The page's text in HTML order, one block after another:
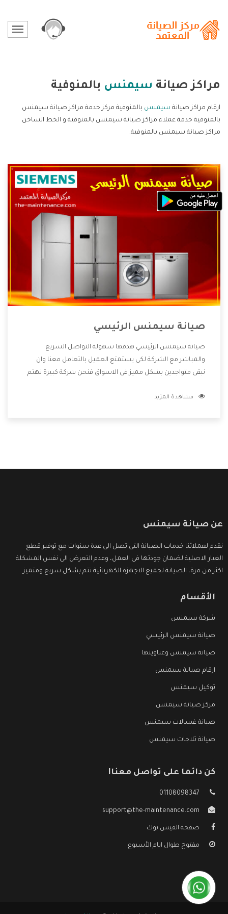
مراكز صيانة سيمنس بالمنوفية
ارقام مراكز صيانة سيمنس بالمنوفية مركز خدمة مراكز صيانة سيمنس
بالمنوفية خدمة عملاء مراكز صيانة سيمنس بالمنوفية و الخط الساخن
مراكز صيانة سيمنس بالمنوفية.
صيانة سيمنس الرئيسي
صيانة سيمنس الرئيسي هدفها سهولة التواصل السريع
والمباشر مع الشركة لكى يستمتع العميل بالتعامل معنا وان
نبقى متواجدين بشكل مميز فى الاسواق فنحن شركة كبيرة نهتم
الشركة بها والتى تكون منها خدمة الصيانة التى تكون من أهم
مشاهدة المزيد
عن صيانة سيمنس
نقدم لعملائنا خدمات الصيانة التى تصل الى عدة سنوات مع توفير قطع
الغيار الاصلية لضمان جودتها فى العمل، وعدم التعرض الى نفس المشكلة
اكثر من مرة، الصيانة لجميع الاجهزة الكهربائية تتم بشكل سريع ومتميز.
الأقسام
شركة سيمنس
صيانة سيمنس الرئيسي
صيانة سيمنس وعناوينها
ارقام صيانة سيمنس
توكيل سيمنس
مركز صيانة سيمنس
صيانة غسالات سيمنس
صيانة ثلاجات سيمنس
كن دائما على تواصل معنا!
01108098347
support@the-maintenance.com
صفحة الفيس بوك
مفتوح طوال ايام الأسبوع